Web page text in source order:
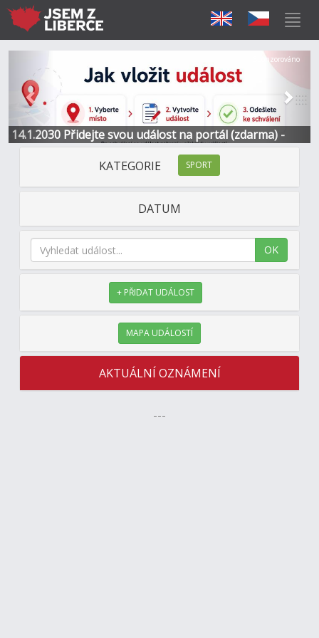
14.1.2030 Přidejte svou událost na portál (zdarma) -
Informace a kontakt
Další
Sponzorováno
KATEGORIE SPORT
DATUM
OK
+ PŘIDAT UDÁLOST
MAPA UDÁLOSTÍ
AKTUÁLNÍ OZNÁMENÍ
---